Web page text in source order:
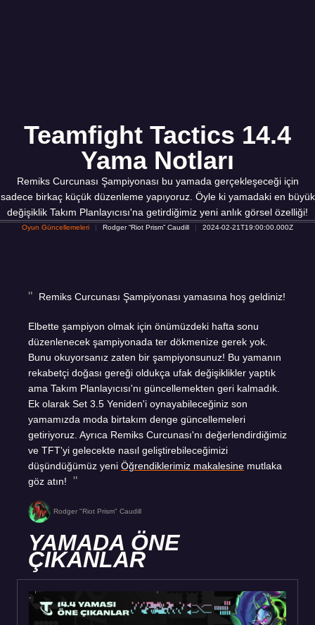
Teamfight Tactics 14.4
Yama Notları
Remiks Curcunası Şampiyonası bu yamada gerçekleşeceği için
sadece birkaç küçük düzenleme yapıyoruz. Öyle ki yamadaki en büyük
değişiklik Takım Planlayıcısı'na getirdiğimiz yeni anlık görsel özelliği!
Oyun Güncellemeleri Rodger “Riot Prism” Caudill 2024-02-21T19:00:00.000Z
Remiks Curcunası Şampiyonası yamasına hoş geldiniz!
Elbette şampiyon olmak için önümüzdeki hafta sonu
düzenlenecek şampiyonada ter dökmenize gerek yok.
Bunu okuyorsanız zaten bir şampiyonsunuz! Bu yamanın
rekabetçi doğası gereği oldukça ufak değişiklikler yaptık
ama Takım Planlayıcısı'nı güncellemekten geri kalmadık.
Ek olarak Set 3.5 Yeniden'i oynayabileceğiniz son
yamamızda moda birtakım denge güncellemeleri
getiriyoruz. Ayrıca Remiks Curcunası'nı değerlendirdiğimiz
ve TFT'yi gelecekte nasıl geliştirebileceğimizi
düşündüğümüz yeni Öğrendiklerimiz makalesine mutlaka
göz atın!
Rodger "Riot Prism" Caudill
YAMADA ÖNE
ÇIKANLAR